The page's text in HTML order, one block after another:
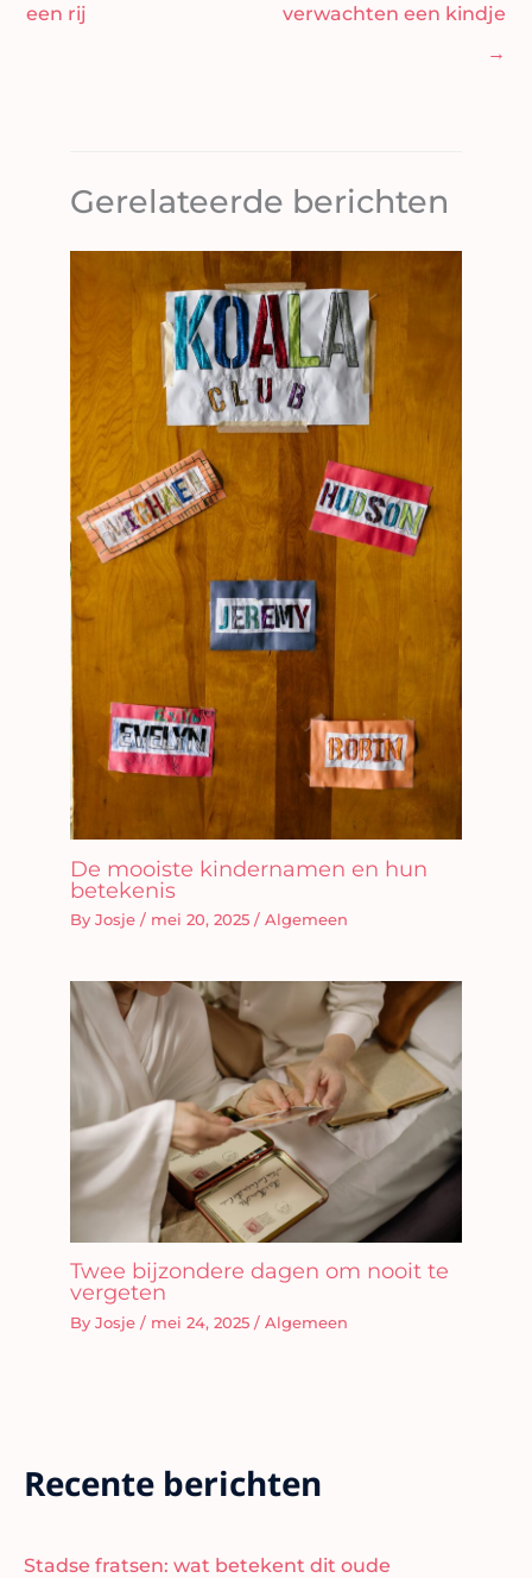
een rij
verwachten een kindje
→
Gerelateerde berichten
De mooiste kindernamen en hun
betekenis
By Josje / mei 20, 2025 / Algemeen
Twee bijzondere dagen om nooit te
vergeten
By Josje / mei 24, 2025 / Algemeen
Recente berichten
Stadse fratsen: wat betekent dit oude